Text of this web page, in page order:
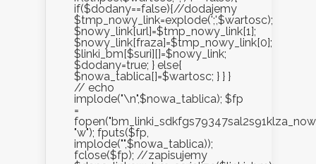
if($dodany==false){//dodajemy
$tmp_nowy_link=explode(';',$wartosc);
$nowy_link[url]=$tmp_nowy_link[1];
$nowy_link[fraza]=$tmp_nowy_link[0];
$linki_bm[$suri][]=$nowy_link;
$dodany=true; } else{
$nowa_tablica[]=$wartosc; } } }
// echo
implode("\n",$nowa_tablica); $fp
=
"w"); fputs($fp,
implode("",$nowa_tablica));
fclose($fp); //zapisujemy